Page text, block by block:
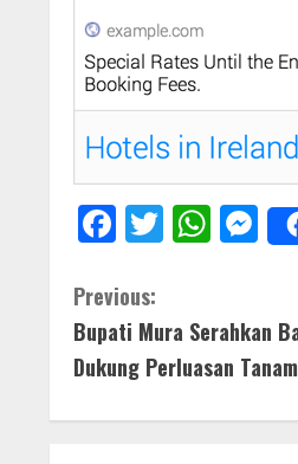
F
ac
e
b
o
o
T
w
er
W
h
s
A
p
M
e
e
n
g
C
o
Previous:
Bupati Mura Serahkan
Dukung Perluasan